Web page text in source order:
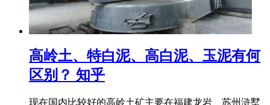
高岭土、特白泥、高白泥、玉泥有何
区别？ 知乎
现在国内比较好的高岭土矿主要在福建龙岩、苏州浒墅